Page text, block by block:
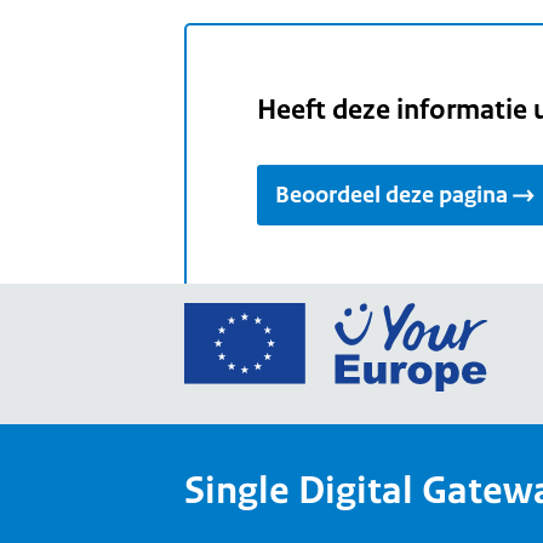
Heeft deze informatie
Beoordeel deze pagina
Ga
Your
Single Digital